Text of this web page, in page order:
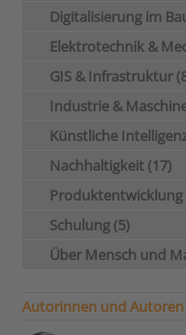
Digitalisierung im
Elektrotechnik &
GIS & Infrastruktur
Industrie &
Künstliche
Nachhaltigkeit (17)
Schulung (5)
Über Mensch und
Autorinnen und Autoren